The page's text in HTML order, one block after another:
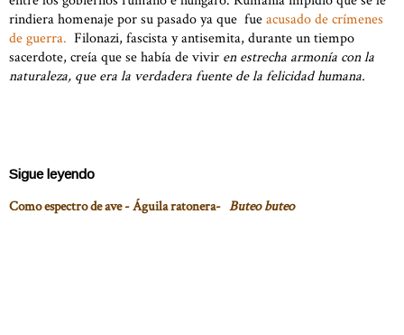
rindiera homenaje por su pasado ya que fueacusado de crímenes
de guerra. Filonazi, fascista y antisemita, durante un tiempo
sacerdote, creía que se había de vivir en estrecha armonía con la
naturaleza, que era la verdadera fuente de la felicidad humana.
Sigue leyendo
Como espectro de ave - Águila ratonera- Buteo buteo